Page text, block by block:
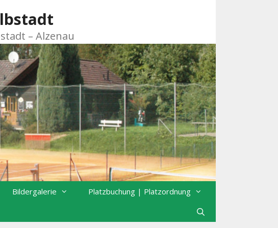
– Alzenau
Bildergalerie
Platzbuchung | Platzordnung